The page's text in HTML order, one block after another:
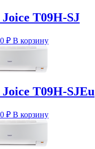
Joice T09H-SJ
₽ В корзину
Joice T09H-SJEu
₽ В корзину